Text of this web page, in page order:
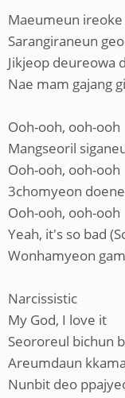
Maeumeun
Sarangiraneun
Jikjeop deureowa
Nae mam gajang
Ooh-ooh, ooh-ooh
Mangseoril
Ooh-ooh, ooh-ooh
3chomyeon
Ooh-ooh, ooh-ooh
Yeah, it's so bad
Wonhamyeon
Narcissistic
My God, I love it
Seororeul bichun
Areumdaun
Nunbit deo